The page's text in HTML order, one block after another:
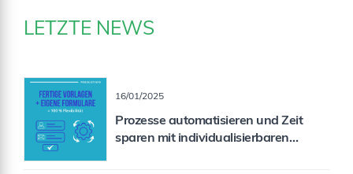
LETZTE NEWS
16/01/2025
Prozesse automatisieren und Zeit
sparen mit individualisierbaren